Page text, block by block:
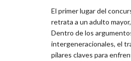
El primer lugar del
retrata a un adulto
Dentro de los
intergeneracionales, el
pilares claves para